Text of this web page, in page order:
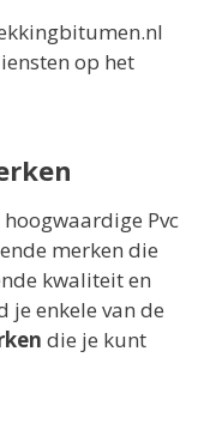
op het
Pvc
merken die
kwaliteit en
enkele van de
die je kunt